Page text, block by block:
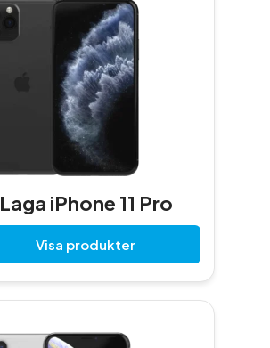
Laga iPhone 11 Pro
Visa produkter